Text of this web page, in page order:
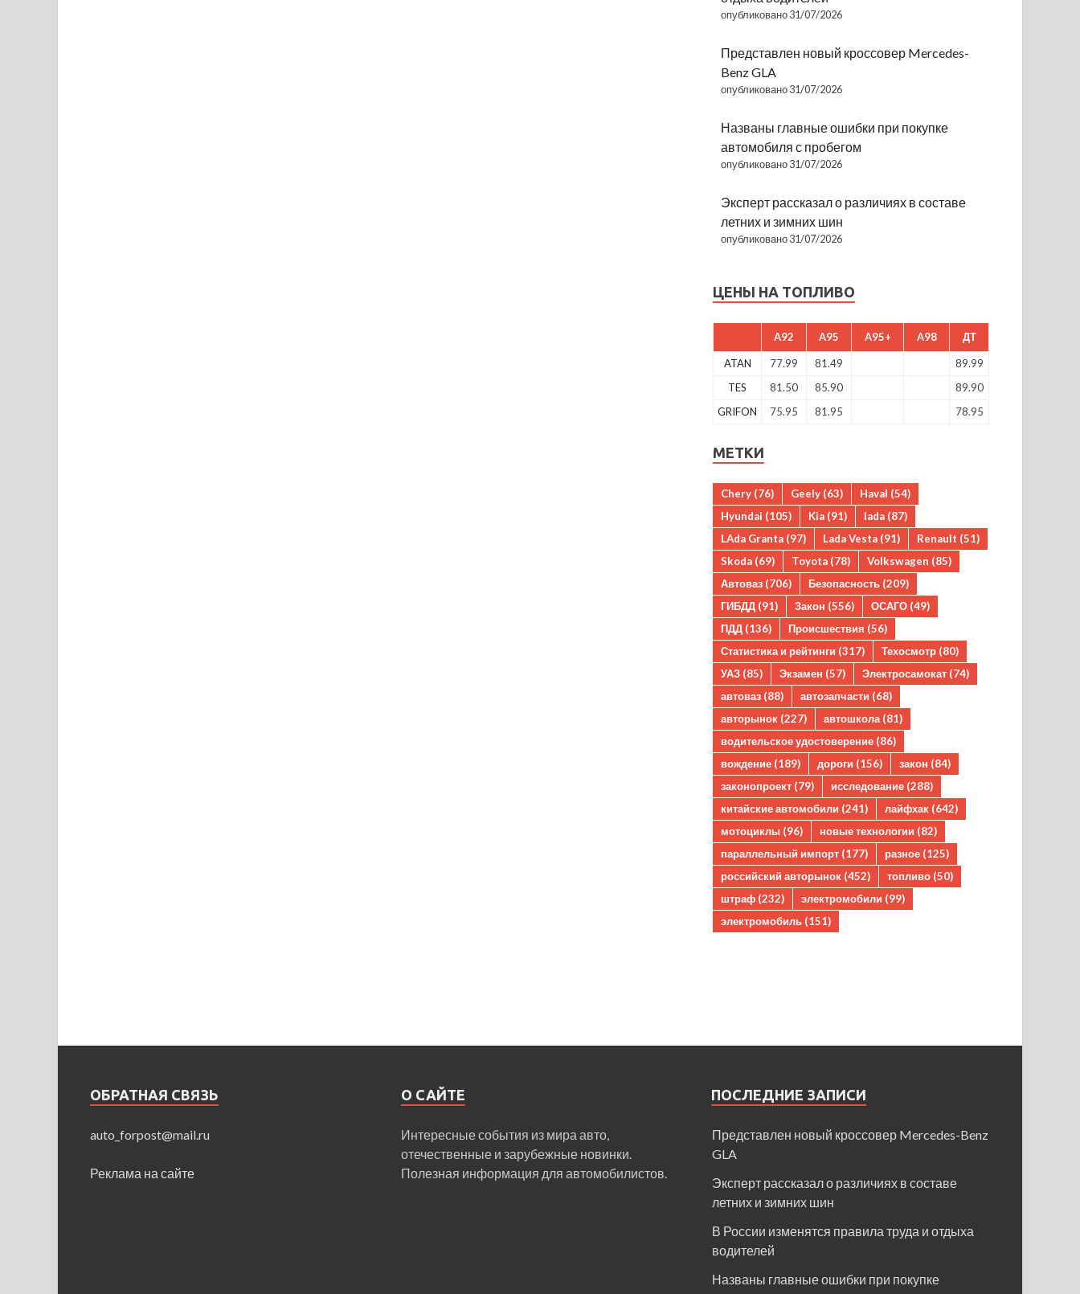
опубликовано 31/07/2026
Представлен новый кроссовер Mercedes-
Benz GLA
опубликовано 31/07/2026
Названы главные ошибки при покупке
автомобиля с пробегом
опубликовано 31/07/2026
Эксперт рассказал о различиях в составе
летних и зимних шин
опубликовано 31/07/2026
ЦЕНЫ НА ТОПЛИВО
A92 A95 A95+ A98 ДТ
ATAN 77.99 81.49
89.99
TES
81.50 85.90
89.90
GRIFON
75.95 81.95 78.95
МЕТКИ
Chery (76) Geely (63) Haval (54)
Hyundai (105) Kia (91) lada (87)
LAda Granta (97) Lada Vesta (91) Renault (51)
Skoda (69) Toyota (78) Volkswagen (85)
Автоваз (706) Безопасность (209)
ГИБДД (91) Закон (556) ОСАГО (49)
ПДД (136) Происшествия (56)
Статистика и рейтинги (317) Техосмотр (80)
УАЗ (85) Экзамен (57) Электросамокат (74)
автоваз (88) автозапчасти (68)
авторынок (227) автошкола (81)
водительское удостоверение (86)
вождение (189) дороги (156) закон (84)
законопроект (79) исследование (288)
китайские автомобили (241) лайфхак (642)
мотоциклы (96) новые технологии (82)
параллельный импорт (177) разное (125)
российский авторынок (452) топливо (50)
штраф (232) электромобили (99)
электромобиль (151)
ОБРАТНАЯ СВЯЗЬ
auto_forpost@mail.ru
Реклама на сайте
О САЙТЕ
Интересные события из мира авто,
отечественные и зарубежные новинки.
Полезная информация для автомобилистов.
ПОСЛЕДНИЕ ЗАПИСИ
Представлен новый кроссовер Mercedes-Benz
GLA
Эксперт рассказал о различиях в составе
летних и зимних шин
В России изменятся правила труда и отдыха
водителей
Названы главные ошибки при покупке